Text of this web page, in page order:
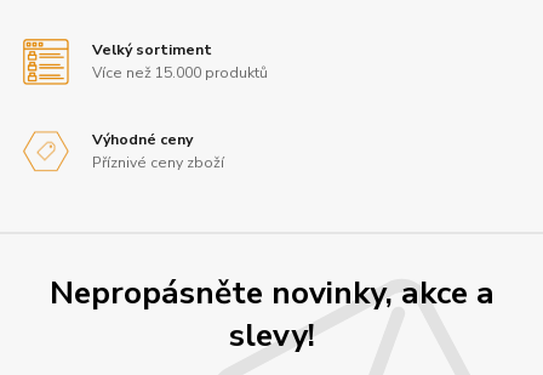
Velký sortiment
Více než 15.000 produktů
Výhodné ceny
Příznivé ceny zboží
Nepropásněte novinky, akce a
slevy!